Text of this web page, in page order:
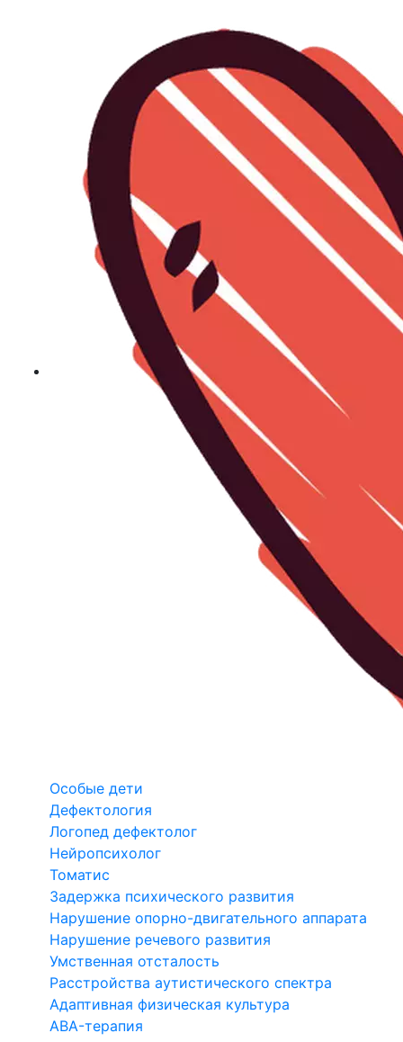
Особые дети
Дефектология
Логопед дефектолог
Нейропсихолог
Томатис
Задержка психического развития
Нарушение опорно-двигательного аппарата
Нарушение речевого развития
Умственная отсталость
Расстройства аутистического спектра
Адаптивная физическая культура
ABA-терапия